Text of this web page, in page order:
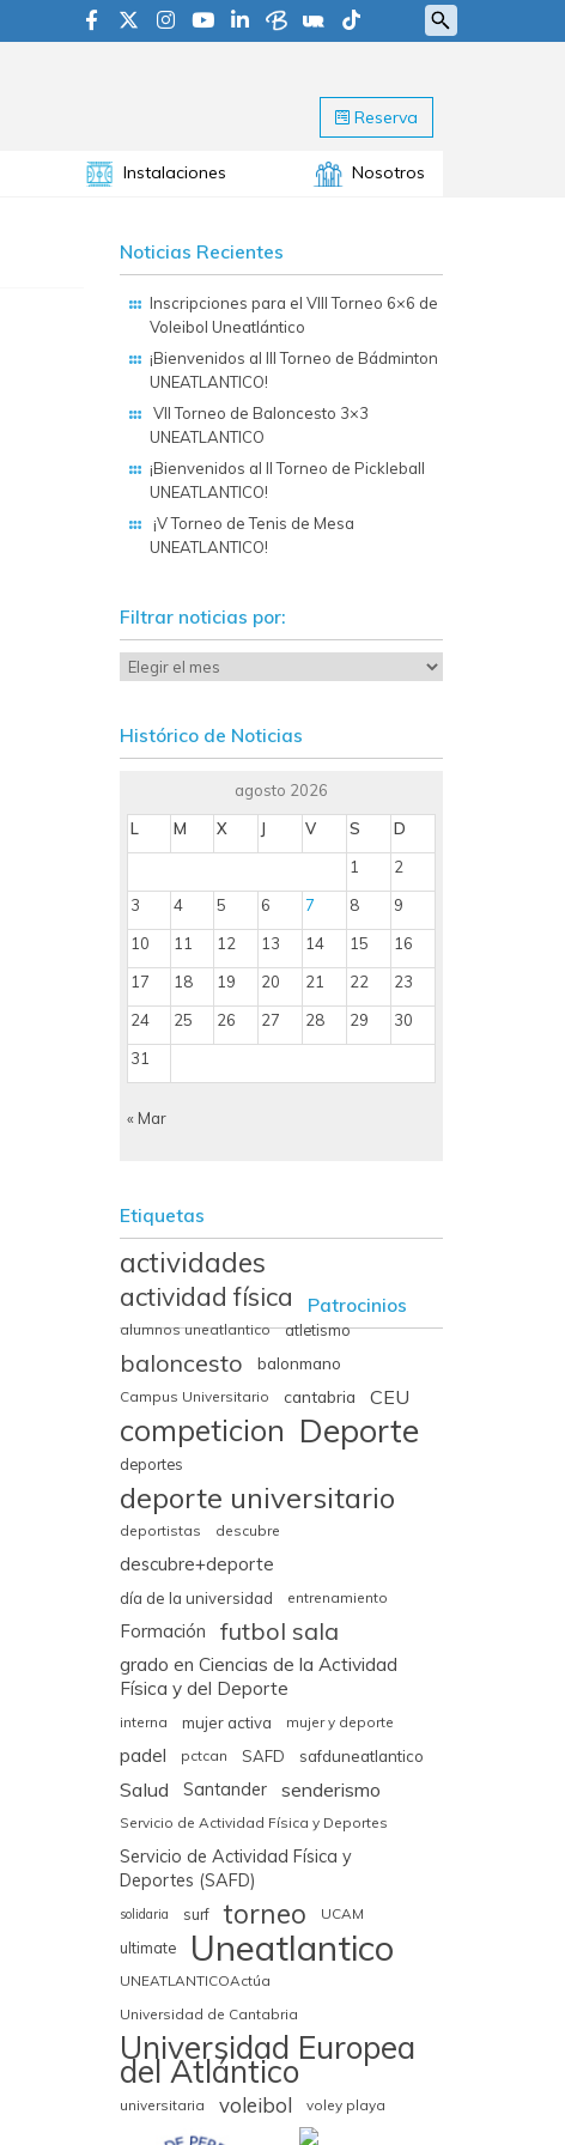
Reserva
Instalaciones Nosotros
Noticias Recientes
Inscripciones para el VIII Torneo 6×6 de
Voleibol Uneatlántico
¡Bienvenidos al III Torneo de Bádminton
UNEATLANTICO!
VII Torneo de Baloncesto 3×3
UNEATLANTICO
¡Bienvenidos al II Torneo de Pickleball
UNEATLANTICO!
¡V Torneo de Tenis de Mesa
UNEATLANTICO!
Filtrar noticias por:
Histórico de Noticias
agosto 2026
L
M X J V S
D
1
2
3
4 5 6 7 8
9
10
11 12 13 14 15
16
17
18 19 20 21 22
23
24
25 26 27 28 29
30
31
« Mar
Etiquetas
actividades
actividad física
alumnos uneatlantico atletismo
baloncesto balonmano
Campus Universitario cantabria CEU
competicion Deporte
deportes
deporte universitario
deportistas descubre
descubre+deporte
día de la universidad entrenamiento
Formación futbol sala
grado en Ciencias de la Actividad
Física y del Deporte
interna mujer activa mujer y deporte
padel pctcan SAFD safduneatlantico
Salud Santander senderismo
Servicio de Actividad Física y Deportes
Servicio de Actividad Física y
Deportes (SAFD)
solidaria surf torneo UCAM
ultimate Uneatlantico
UNEATLANTICOActúa
Universidad de Cantabria
Universidad Europea
del Atlántico
universitaria voleibol voley playa
Patrocinios